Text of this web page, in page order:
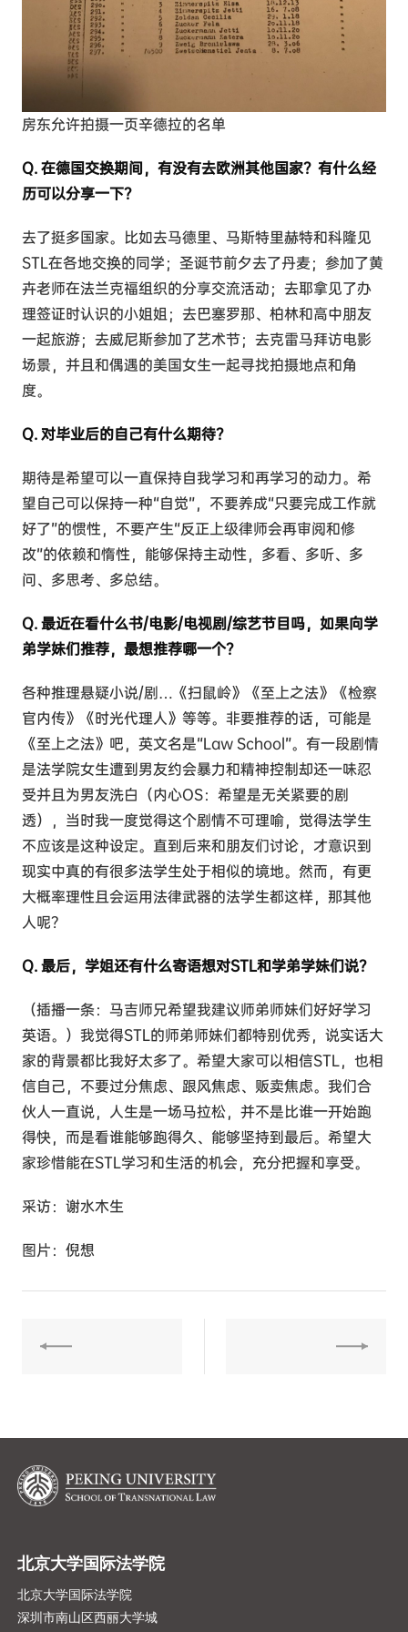
房东允许拍摄一页辛德拉的名单
Q. 在德国交换期间，有没有去欧洲其他国家？有什么经
历可以分享一下？
去了挺多国家。比如去马德里、马斯特里赫特和科隆见
STL在各地交换的同学；圣诞节前夕去了丹麦；参加了黄
卉老师在法兰克福组织的分享交流活动；去耶拿见了办
理签证时认识的小姐姐；去巴塞罗那、柏林和高中朋友
一起旅游；去威尼斯参加了艺术节；去克雷马拜访电影
场景，并且和偶遇的美国女生一起寻找拍摄地点和角
度。
Q. 对毕业后的自己有什么期待？
期待是希望可以一直保持自我学习和再学习的动力。希
望自己可以保持一种“自觉”，不要养成“只要完成工作就
好了”的惯性，不要产生“反正上级律师会再审阅和修
改”的依赖和惰性，能够保持主动性，多看、多听、多
问、多思考、多总结。
Q. 最近在看什么书/电影/电视剧/综艺节目吗，如果向学
弟学妹们推荐，最想推荐哪一个？
各种推理悬疑小说/剧…《扫鼠岭》《至上之法》《检察
官内传》《时光代理人》等等。非要推荐的话，可能是
《至上之法》吧，英文名是“Law School”。有一段剧情
是法学院女生遭到男友约会暴力和精神控制却还一味忍
受并且为男友洗白（内心OS：希望是无关紧要的剧
透），当时我一度觉得这个剧情不可理喻，觉得法学生
不应该是这种设定。直到后来和朋友们讨论，才意识到
现实中真的有很多法学生处于相似的境地。然而，有更
大概率理性且会运用法律武器的法学生都这样，那其他
人呢？
Q. 最后，学姐还有什么寄语想对STL和学弟学妹们说？
（插播一条：马吉师兄希望我建议师弟师妹们好好学习
英语。）我觉得STL的师弟师妹们都特别优秀，说实话大
家的背景都比我好太多了。希望大家可以相信STL，也相
信自己，不要过分焦虑、跟风焦虑、贩卖焦虑。我们合
伙人一直说，人生是一场马拉松，并不是比谁一开始跑
得快，而是看谁能够跑得久、能够坚持到最后。希望大
家珍惜能在STL学习和生活的机会，充分把握和享受。
采访：谢水木生
图片：倪想
北京大学国际法学院
北京大学国际法学院
深圳市南山区西丽大学城